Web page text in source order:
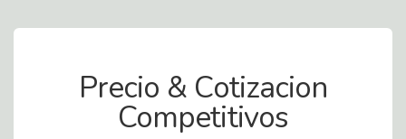
Precio & Cotizacion
Competitivos